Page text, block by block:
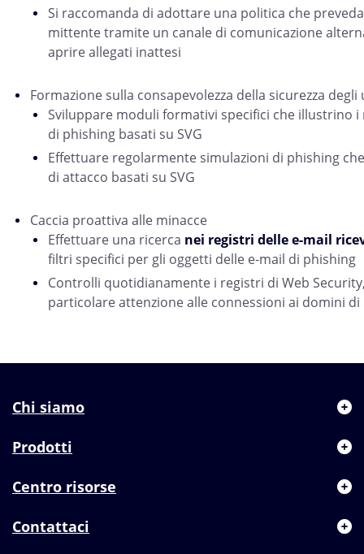
Si raccomanda di adottare una politica che
mittente tramite un canale di comunicazione
aprire allegati inattesi
Formazione sulla consapevolezza della sicurezza
Sviluppare moduli formativi specifici che illustrino i
di phishing basati su SVG
Effettuare regolarmente simulazioni di phishing
di attacco basati su SVG
Caccia proattiva alle minacce
Effettuare una ricerca nei registri delle e-mail
filtri specifici per gli oggetti delle e-mail di phishing
Controlli quotidianamente i registri di Web
particolare attenzione alle connessioni ai domini
Chi siamo
Prodotti
Centro risorse
Contattaci